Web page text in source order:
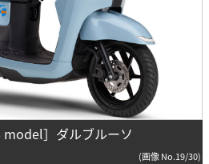
model］ダルブルーソ
(画像 No.19/30)